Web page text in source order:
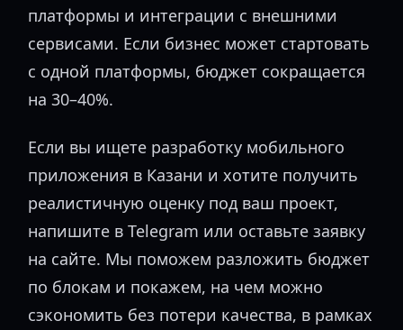
платформы и интеграции с внешними
сервисами. Если бизнес может стартовать
с одной платформы, бюджет сокращается
на 30–40%.
Если вы ищете разработку мобильного
приложения в Казани и хотите получить
реалистичную оценку под ваш проект,
напишите в Telegram или оставьте заявку
на сайте. Мы поможем разложить бюджет
по блокам и покажем, на чем можно
сэкономить без потери качества, в рамках